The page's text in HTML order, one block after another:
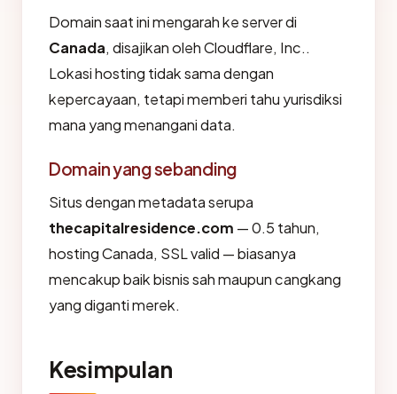
Domain saat ini mengarah ke server di
Canada, disajikan oleh Cloudflare, Inc..
Lokasi hosting tidak sama dengan
kepercayaan, tetapi memberi tahu yurisdiksi
mana yang menangani data.
Domain yang sebanding
Situs dengan metadata serupa
thecapitalresidence.com — 0.5 tahun,
hosting Canada, SSL valid — biasanya
mencakup baik bisnis sah maupun cangkang
yang diganti merek.
Kesimpulan